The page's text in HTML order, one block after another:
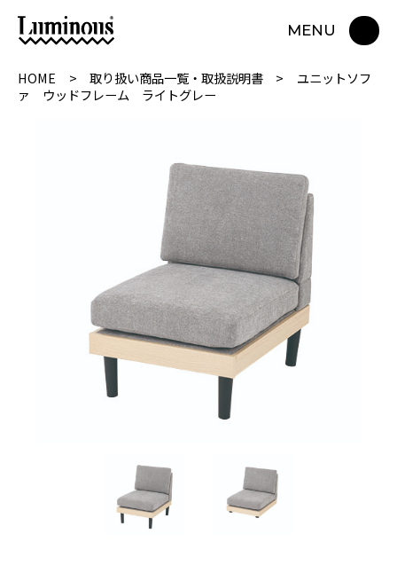
MENU
HOME 取り扱い商品一覧・取扱説明書
ユニットソフ
ァ ウッドフレーム ライトグレー